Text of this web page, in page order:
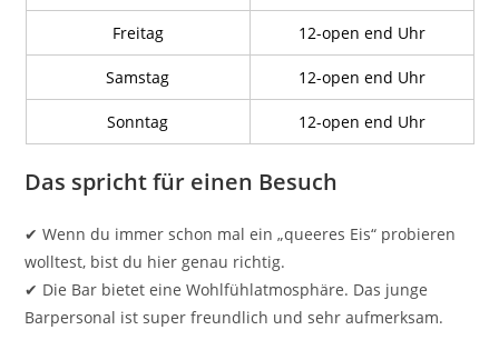
Freitag 12-open end Uhr
Samstag 12-open end Uhr
Sonntag 12-open end Uhr
Das spricht für einen Besuch
✔ Wenn du immer schon mal ein „queeres Eis“ probieren
wolltest, bist du hier genau richtig.
✔ Die Bar bietet eine Wohlfühlatmosphäre. Das junge
Barpersonal ist super freundlich und sehr aufmerksam.